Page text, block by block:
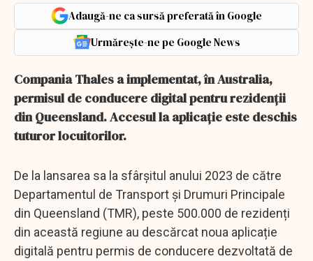
Adaugă-ne ca sursă preferată în Google
Urmărește-ne pe Google News
Compania Thales a implementat, în Australia,
permisul de conducere digital pentru rezidenții
din Queensland. Accesul la aplicație este deschis
tuturor locuitorilor.
De la lansarea sa la sfârșitul anului 2023 de către
Departamentul de Transport și Drumuri Principale
din Queensland (TMR), peste 500.000 de rezidenți
din această regiune au descărcat noua aplicație
digitală pentru permis de conducere dezvoltată de